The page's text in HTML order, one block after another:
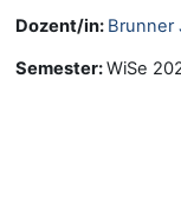
Dozent/in: Brunner
Semester:WiSe